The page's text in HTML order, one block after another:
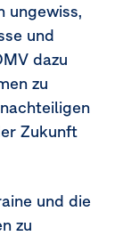
und
ungewiss,
und
dazu
zu
Zukunft
und die
zu